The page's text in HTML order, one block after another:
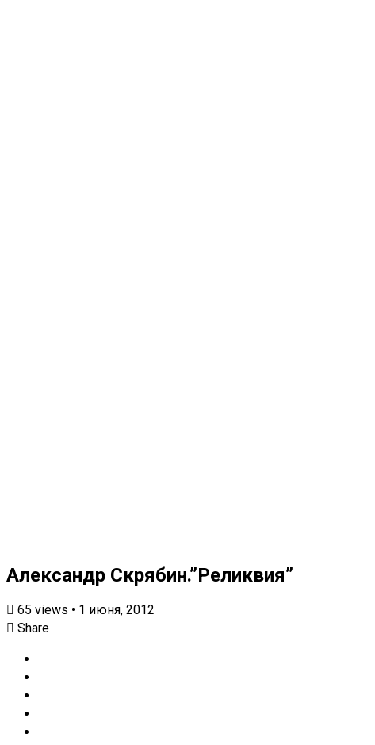
Александр Скрябин.”Реликвия”
65 views • 1 июня, 2012
Share